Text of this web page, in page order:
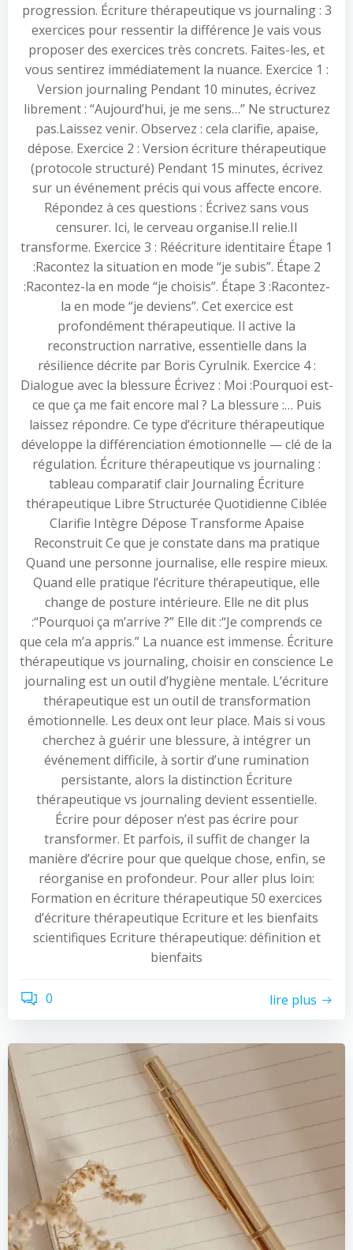
progression. Écriture thérapeutique vs journaling : 3
exercices pour ressentir la différence Je vais vous
proposer des exercices très concrets. Faites-les, et
vous sentirez immédiatement la nuance. Exercice 1 :
Version journaling Pendant 10 minutes, écrivez
librement : “Aujourd’hui, je me sens…” Ne structurez
pas.Laissez venir. Observez : cela clarifie, apaise,
dépose. Exercice 2 : Version écriture thérapeutique
(protocole structuré) Pendant 15 minutes, écrivez
sur un événement précis qui vous affecte encore.
Répondez à ces questions : Écrivez sans vous
censurer. Ici, le cerveau organise.Il relie.Il
transforme. Exercice 3 : Réécriture identitaire Étape 1
:Racontez la situation en mode “je subis”. Étape 2
:Racontez-la en mode “je choisis”. Étape 3 :Racontez-
la en mode “je deviens”. Cet exercice est
profondément thérapeutique. Il active la
reconstruction narrative, essentielle dans la
résilience décrite par Boris Cyrulnik. Exercice 4 :
Dialogue avec la blessure Écrivez : Moi :Pourquoi est-
ce que ça me fait encore mal ? La blessure :… Puis
laissez répondre. Ce type d’écriture thérapeutique
développe la différenciation émotionnelle — clé de la
régulation. Écriture thérapeutique vs journaling :
tableau comparatif clair Journaling Écriture
thérapeutique Libre Structurée Quotidienne Ciblée
Clarifie Intègre Dépose Transforme Apaise
Reconstruit Ce que je constate dans ma pratique
Quand une personne journalise, elle respire mieux.
Quand elle pratique l’écriture thérapeutique, elle
change de posture intérieure. Elle ne dit plus
:“Pourquoi ça m’arrive ?” Elle dit :“Je comprends ce
que cela m’a appris.” La nuance est immense. Écriture
thérapeutique vs journaling, choisir en conscience Le
journaling est un outil d’hygiène mentale. L’écriture
thérapeutique est un outil de transformation
émotionnelle. Les deux ont leur place. Mais si vous
cherchez à guérir une blessure, à intégrer un
événement difficile, à sortir d’une rumination
persistante, alors la distinction Écriture
thérapeutique vs journaling devient essentielle.
Écrire pour déposer n’est pas écrire pour
transformer. Et parfois, il suffit de changer la
manière d’écrire pour que quelque chose, enfin, se
réorganise en profondeur. Pour aller plus loin:
Formation en écriture thérapeutique 50 exercices
d’écriture thérapeutique Ecriture et les bienfaits
scientifiques Ecriture thérapeutique: définition et
bienfaits
0 lire plus